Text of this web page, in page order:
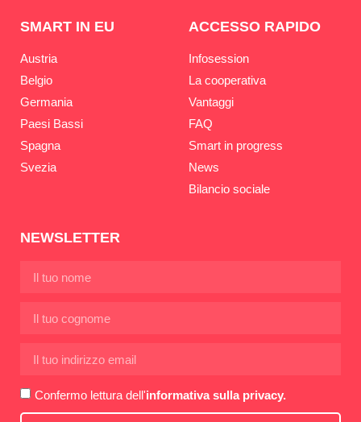
SMART IN EU
Austria
Belgio
Germania
Paesi Bassi
Spagna
Svezia
ACCESSO RAPIDO
Infosession
La cooperativa
Vantaggi
FAQ
Smart in progress
News
Bilancio sociale
NEWSLETTER
Confermo lettura dell'informativa sulla privacy.